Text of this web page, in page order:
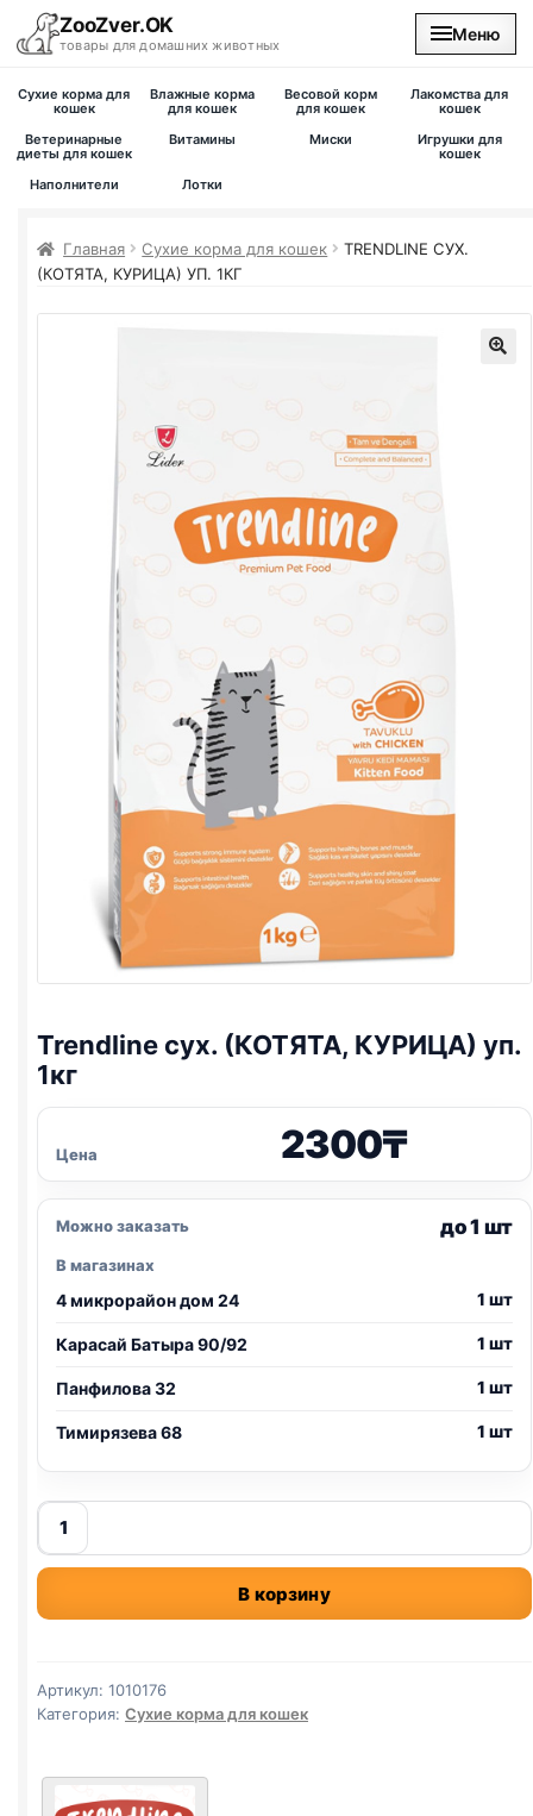
ZooZver.OK
товары для домашних животных
Меню
На главную
Сухие корма для
кошек
Влажные корма
для кошек
Весовой корм
для кошек
Лакомства для
кошек
Ветеринарные
диеты для кошек
Витамины Миски
Игрушки для
кошек
Наполнители
Лотки
Главная Сухие корма для кошек
TRENDLINE СУХ.
(КОТЯТА, КУРИЦА) УП. 1КГ
Trendline сух. (КОТЯТА, КУРИЦА) уп.
1кг
Цена 2300₸
Можно заказать до 1 шт
В магазинах
4 микрорайон дом 24 1 шт
Карасай Батыра 90/92 1 шт
Панфилова 32 1 шт
Тимирязева 68 1 шт
Количество
товара
Trendline
(КОТЯТА,
уп.
1кг
В корзину
Артикул: 1010176
Категория: Сухие корма для кошек